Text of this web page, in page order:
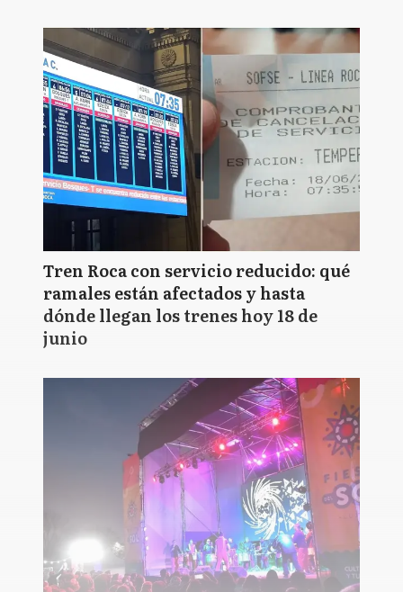
Tren Roca con servicio reducido: qué
ramales están afectados y hasta
dónde llegan los trenes hoy 18 de
junio